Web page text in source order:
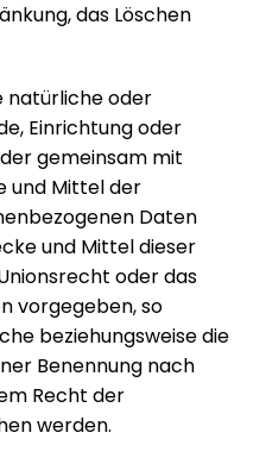
das Löschen
natürliche oder
Einrichtung oder
gemeinsam mit
und Mittel der
Daten
und Mittel dieser
oder das
vorgegeben, so
beziehungsweise die
Benennung nach
Recht der
werden.